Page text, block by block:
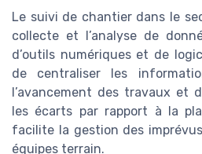
Le suivi de chantier dans le
collecte et l’analyse de
d’outils numériques et de
de centraliser les
l’avancement des travaux et
les écarts par rapport à la
facilite la gestion des
équipes terrain.